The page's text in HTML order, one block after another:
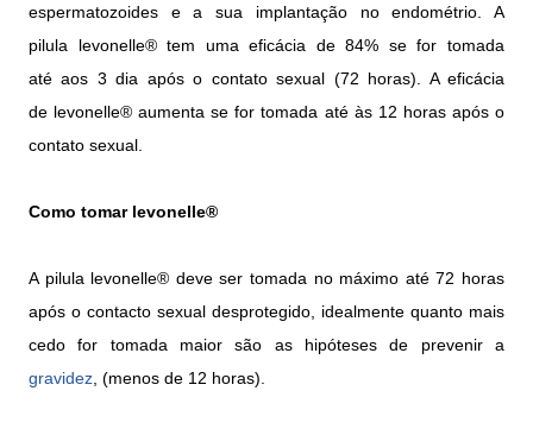
espermatozoides e a sua implantação no endométrio. A
pilula levonelle® tem uma eficácia de 84% se for tomada
até aos 3 dia após o contato sexual (72 horas). A eficácia
de levonelle® aumenta se for tomada até às 12 horas após o
contato sexual.
Como tomar levonelle®
A pilula levonelle® deve ser tomada no máximo até 72 horas
após o contacto sexual desprotegido, idealmente quanto mais
cedo for tomada maior são as hipóteses de prevenir a
gravidez , (menos de 12 horas).